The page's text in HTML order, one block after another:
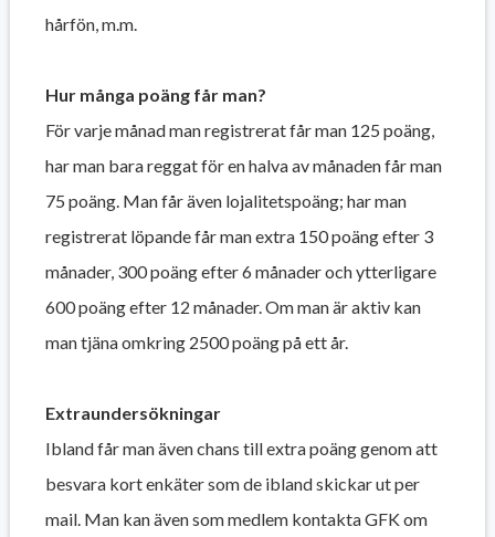
hårfön, m.m.
Hur många poäng får man?
För varje månad man registrerat får man 125 poäng,
har man bara reggat för en halva av månaden får man
75 poäng. Man får även lojalitetspoäng; har man
registrerat löpande får man extra 150 poäng efter 3
månader, 300 poäng efter 6 månader och ytterligare
600 poäng efter 12 månader. Om man är aktiv kan
man tjäna omkring 2500 poäng på ett år.
Extraundersökningar
Ibland får man även chans till extra poäng genom att
besvara kort enkäter som de ibland skickar ut per
mail. Man kan även som medlem kontakta GFK om